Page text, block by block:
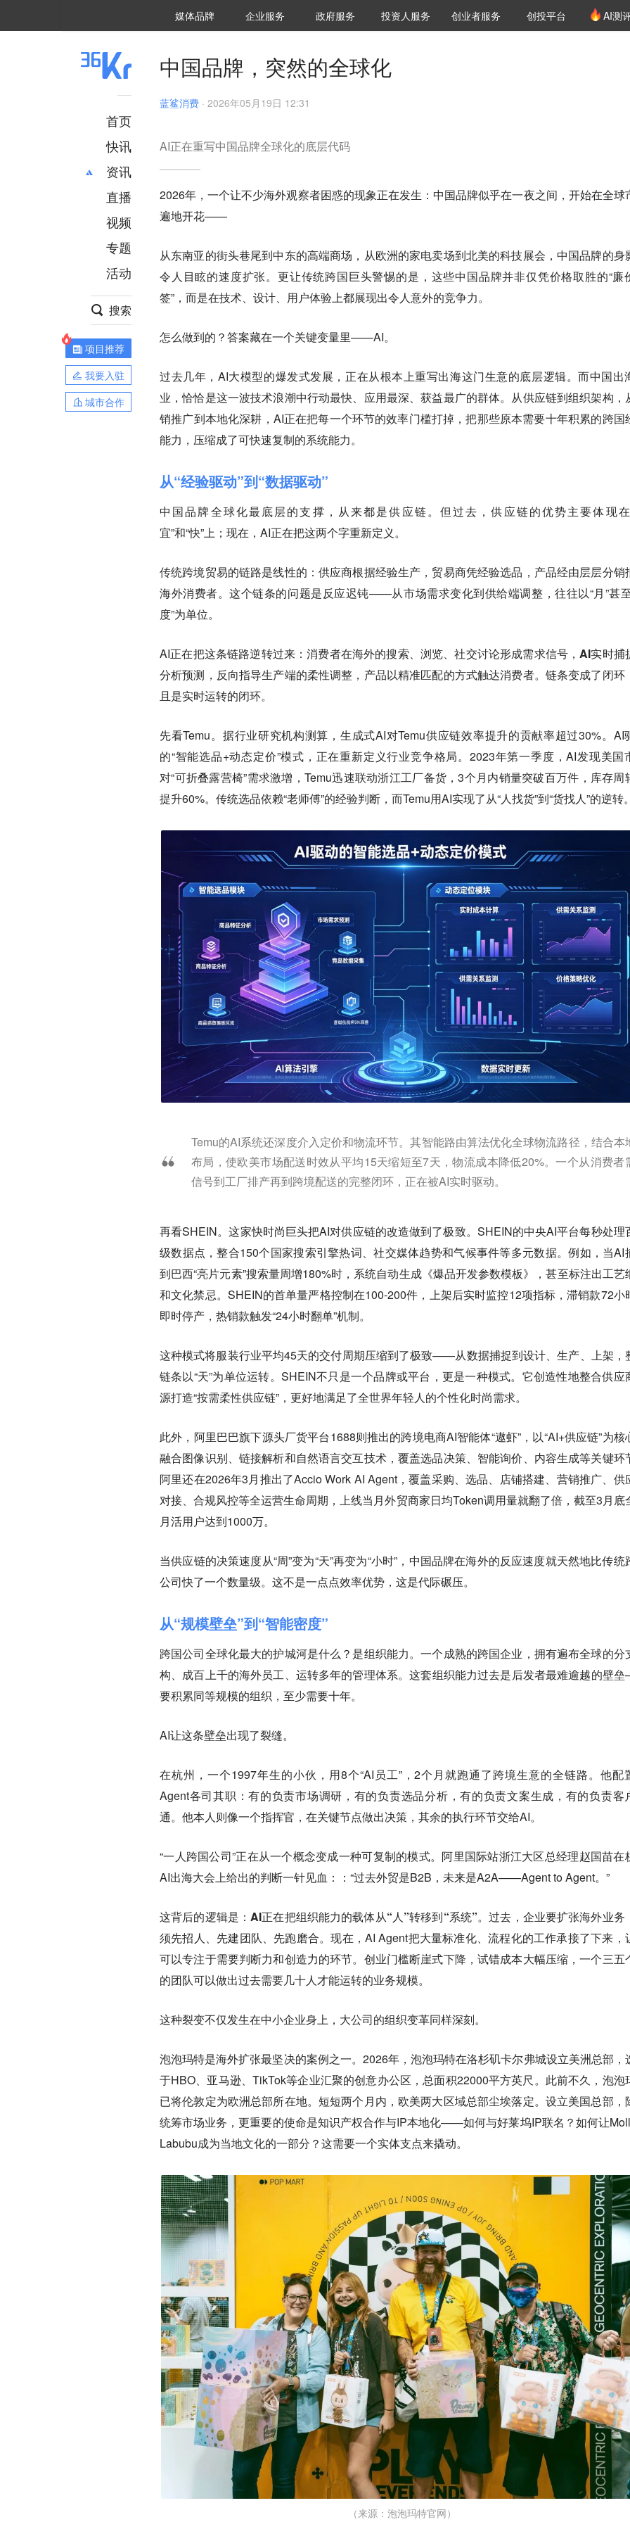
媒体品牌 36Kr研究院
企业服务 城市之窗
政府服务 VClub投资机构库
投资机构职位推介
投资人服务 创投氪堂
创业者服务 创投平台 AI测
首页
快讯
资讯
推荐
财经
项目推荐
安徽
直播
视频
专题
活动
搜索
项目推荐
我要入驻
城市合作
中国品牌，突然的全球化
蓝鲨消费 · 2026年05月19日 12:31
AI正在重写中国品牌全球化的底层代码
2026年，一个让不少海外观察者困惑的现象正在发生：中国品牌似乎在一夜之间，开始在全球
遍地开花——
从东南亚的街头巷尾到中东的高端商场，从欧洲的家电卖场到北美的科技展会，中国品牌的身
令人目眩的速度扩张。更让传统跨国巨头警惕的是，这些中国品牌并非仅凭价格取胜的“廉
签”，而是在技术、设计、用户体验上都展现出令人意外的竞争力。
怎么做到的？答案藏在一个关键变量里——AI。
过去几年，AI大模型的爆发式发展，正在从根本上重写出海这门生意的底层逻辑。而中国出
业，恰恰是这一波技术浪潮中行动最快、应用最深、获益最广的群体。从供应链到组织架构，
销推广到本地化深耕，AI正在把每一个环节的效率门槛打掉，把那些原本需要十年积累的跨国
能力，压缩成了可快速复制的系统能力。
从“经验驱动”到“数据驱动”
中国品牌全球化最底层的支撑，从来都是供应链。但过去，供应链的优势主要体现
宜”和“快”上；现在，AI正在把这两个字重新定义。
传统跨境贸易的链路是线性的：供应商根据经验生产，贸易商凭经验选品，产品经由层层分销
海外消费者。这个链条的问题是反应迟钝——从市场需求变化到供给端调整，往往以“月”甚
度”为单位。
AI正在把这条链路逆转过来：消费者在海外的搜索、浏览、社交讨论形成需求信号，AI实时捕
分析预测，反向指导生产端的柔性调整，产品以精准匹配的方式触达消费者。链条变成了闭环
且是实时运转的闭环。
先看Temu。据行业研究机构测算，生成式AI对Temu供应链效率提升的贡献率超过30%。AI
的“智能选品+动态定价”模式，正在重新定义行业竞争格局。2023年第一季度，AI发现美国
对“可折叠露营椅”需求激增，Temu迅速联动浙江工厂备货，3个月内销量突破百万件，库存周
提升60%。传统选品依赖“老师傅”的经验判断，而Temu用AI实现了从“人找货”到“货找人”的逆转。
Temu的AI系统还深度介入定价和物流环节。其智能路由算法优化全球物流路径，结合本
布局，使欧美市场配送时效从平均15天缩短至7天，物流成本降低20%。一个从消费者
信号到工厂排产再到跨境配送的完整闭环，正在被AI实时驱动。
再看SHEIN。这家快时尚巨头把AI对供应链的改造做到了极致。SHEIN的中央AI平台每秒处理
级数据点，整合150个国家搜索引擎热词、社交媒体趋势和气候事件等多元数据。例如，当AI
到巴西“亮片元素”搜索量周增180%时，系统自动生成《爆品开发参数模板》，甚至标注出工艺
和文化禁忌。SHEIN的首单量严格控制在100-200件，上架后实时监控12项指标，滞销款72小
即时停产，热销款触发“24小时翻单”机制。
这种模式将服装行业平均45天的交付周期压缩到了极致——从数据捕捉到设计、生产、上架，
链条以“天”为单位运转。SHEIN不只是一个品牌或平台，更是一种模式。它创造性地整合供应
源打造“按需柔性供应链”，更好地满足了全世界年轻人的个性化时尚需求。
此外，阿里巴巴旗下源头厂货平台1688则推出的跨境电商AI智能体“遨虾”，以“AI+供应链”为核
融合图像识别、链接解析和自然语言交互技术，覆盖选品决策、智能询价、内容生成等关键环
阿里还在2026年3月推出了Accio Work AI Agent，覆盖采购、选品、店铺搭建、营销推广、供
对接、合规风控等全运营生命周期，上线当月外贸商家日均Token调用量就翻了倍，截至3月底
月活用户达到1000万。
当供应链的决策速度从“周”变为“天”再变为“小时”，中国品牌在海外的反应速度就天然地比传统
公司快了一个数量级。这不是一点点效率优势，这是代际碾压。
从“规模壁垒”到“智能密度”
跨国公司全球化最大的护城河是什么？是组织能力。一个成熟的跨国企业，拥有遍布全球的分
构、成百上千的海外员工、运转多年的管理体系。这套组织能力过去是后发者最难逾越的壁
要积累同等规模的组织，至少需要十年。
AI让这条壁垒出现了裂缝。
在杭州，一个1997年生的小伙，用8个“AI员工”，2个月就跑通了跨境生意的全链路。他配
Agent各司其职：有的负责市场调研，有的负责选品分析，有的负责文案生成，有的负责客
通。他本人则像一个指挥官，在关键节点做出决策，其余的执行环节交给AI。
“一人跨国公司”正在从一个概念变成一种可复制的模式。阿里国际站浙江大区总经理赵国苗在
AI出海大会上给出的判断一针见血：：“过去外贸是B2B，未来是A2A——Agent to Agent。”
这背后的逻辑是：AI正在把组织能力的载体从“人”转移到“系统”。过去，企业要扩张海外业务
须先招人、先建团队、先跑磨合。现在，AI Agent把大量标准化、流程化的工作承接了下来，
可以专注于需要判断力和创造力的环节。创业门槛断崖式下降，试错成本大幅压缩，一个三五
的团队可以做出过去需要几十人才能运转的业务规模。
这种裂变不仅发生在中小企业身上，大公司的组织变革同样深刻。
泡泡玛特是海外扩张最坚决的案例之一。2026年，泡泡玛特在洛杉矶卡尔弗城设立美洲总部，
于HBO、亚马逊、TikTok等企业汇聚的创意办公区，总面积22000平方英尺。此前不久，泡泡
已将伦敦定为欧洲总部所在地。短短两个月内，欧美两大区域总部尘埃落定。设立美国总部，
统筹市场业务，更重要的使命是知识产权合作与IP本地化——如何与好莱坞IP联名？如何让
Labubu成为当地文化的一部分？这需要一个实体支点来撬动。
（来源：泡泡玛特官网）